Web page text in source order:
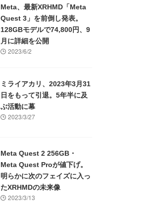
Meta、最新XRHMD「Meta
Quest 3」を前倒し発表。
128GBモデルで74,800円、9
月に詳細を公開
2023/6/2
ミライアカリ、2023年3月31
日をもって引退。5年半に及
ぶ活動に幕
2023/3/27
Meta Quest 2 256GB・
Meta Quest Proが値下げ。
明らかに次のフェイズに入っ
たXRHMDの未来像
2023/3/13